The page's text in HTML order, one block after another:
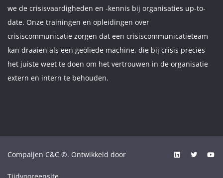
we de crisisvaardigheden en -kennis bij organisaties up-to-
date. Onze trainingen en opleidingen over
crisiscommunicatie zorgen dat een crisiscommunicatieteam
kan draaien als een geöliede machine, die bij crisis precies
het juiste weet te doen om het vertrouwen in de organisatie
extern en intern te behouden.
Compaijen C&C ©. Ontwikkeld door